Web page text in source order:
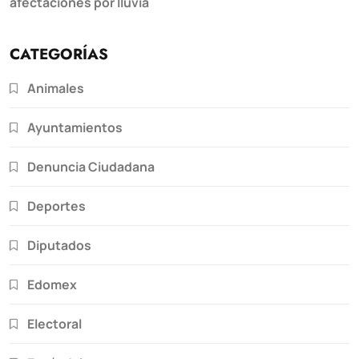
CATEGORÍAS
Animales
Ayuntamientos
Denuncia Ciudadana
Deportes
Diputados
Edomex
Electoral